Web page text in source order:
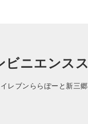
ビニエンス
レブンららぽーと新三